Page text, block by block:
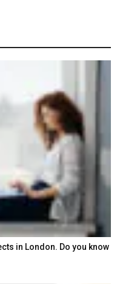
in London. Do you know